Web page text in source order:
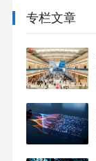
专栏文章